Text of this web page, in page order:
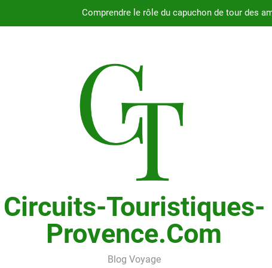
Guide complet pour
Pourquoi choisir le Chrysler Grand Voyager
Comprendre le rôle du capuchon de tour des
Fiabilité du moteur 2.4L du
Circuits-Touristiques-
Provence.com
Blog Voyage